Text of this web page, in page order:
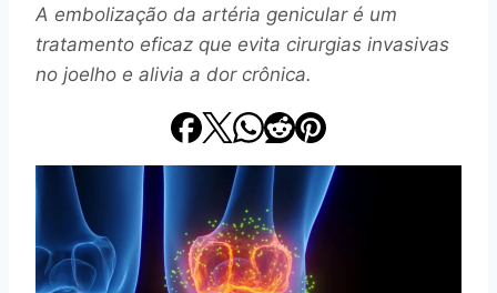
A embolização da artéria genicular é um
tratamento eficaz que evita cirurgias invasivas
no joelho e alivia a dor crônica.